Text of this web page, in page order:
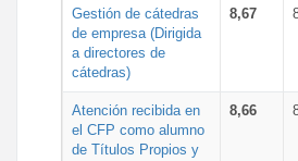
Gestión de cátedras
de empresa (Dirigida
a directores de
cátedras)
8,67
Atención recibida en
el CFP como alumno
de Títulos Propios y
8,66